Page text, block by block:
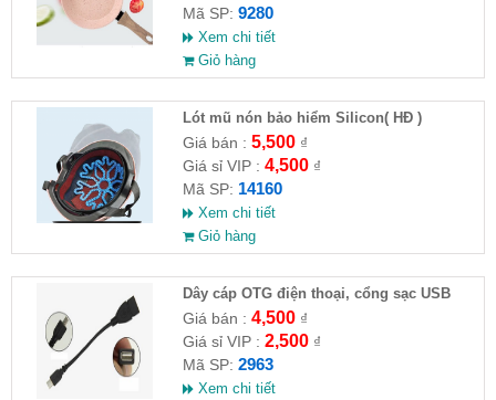
Mã SP: 9280
Xem chi tiết
Giỏ hàng
Lót mũ nón bảo hiểm Silicon( HĐ )
Giá bán : 5,500₫
Giá sỉ VIP : 4,500₫
Mã SP: 14160
Xem chi tiết
Giỏ hàng
Dây cáp OTG điện thoại, cổng sạc USB
Giá bán : 4,500₫
Giá sỉ VIP : 2,500₫
Mã SP: 2963
Xem chi tiết